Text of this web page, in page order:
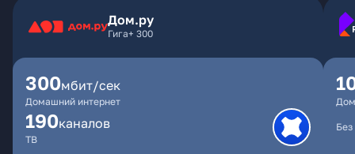
Дом.ру
Гига+ 300
300мбит/сек
Домашний интернет
190каналов
ТВ